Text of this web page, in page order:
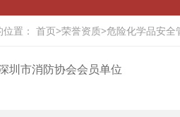
置： 首页>荣誉资质>危险化学品安全
圳市消防协会会员单位